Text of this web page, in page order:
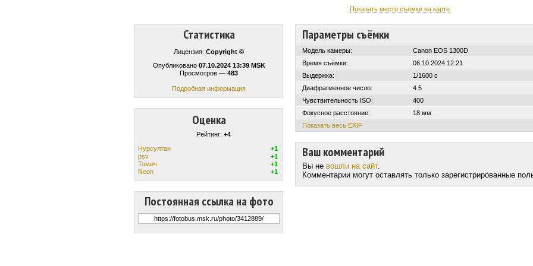
Показать место съёмки на карте
Статистика
Лицензия: Copyright ©
Опубликовано 07.10.2024 13:39 MSK
Просмотров — 483
Подробная информация
Оценка
Рейтинг: +4
Нурсултан
+1
psv
+1
Томич
+1
Neon
+1
Постоянная ссылка на фото
Параметры съёмки
Модель камеры:
Canon EOS 1300D
Время съёмки:
06.10.2024 12:21
Выдержка:
1/1600 с
Диафрагменное число:
4.5
Чувствительность ISO:
400
Фокусное расстояние:
18 мм
Показать весь EXIF
Ваш комментарий
Вы не вошли на сайт.
Комментарии могут оставлять только зарегистрированные